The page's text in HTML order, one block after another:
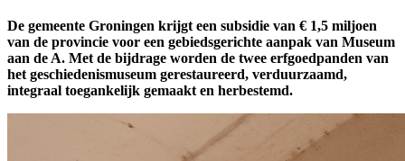
De gemeente Groningen krijgt een subsidie van € 1,5 miljoen
van de provincie voor een gebiedsgerichte aanpak van Museum
aan de A. Met de bijdrage worden de twee erfgoedpanden van
het geschiedenismuseum gerestaureerd, verduurzaamd,
integraal toegankelijk gemaakt en herbestemd.